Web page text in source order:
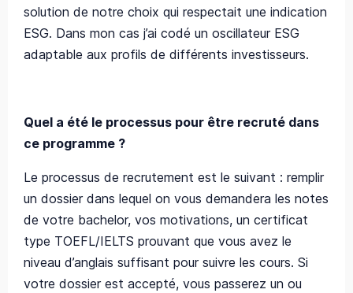
solution de notre choix qui respectait une indication
ESG. Dans mon cas j’ai codé un oscillateur ESG
adaptable aux profils de différents investisseurs.
Quel a été le processus pour être recruté dans
ce programme ?
Le processus de recrutement est le suivant : remplir
un dossier dans lequel on vous demandera les notes
de votre bachelor, vos motivations, un certificat
type TOEFL/IELTS prouvant que vous avez le
niveau d’anglais suffisant pour suivre les cours. Si
votre dossier est accepté, vous passerez un ou